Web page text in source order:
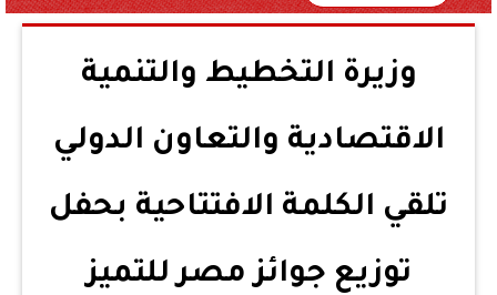
وزيرة التخطيط والتنمية
الاقتصادية والتعاون الدولي
تلقي الكلمة الافتتاحية بحفل
توزيع جوائز مصر للتميز